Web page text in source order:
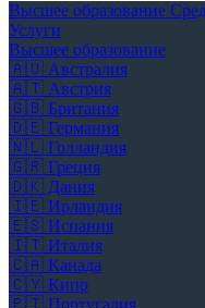
Высшее образование
Услуги
Высшее образование
🇦🇺 Австралия
🇦🇹 Австрия
🇬🇧 Британия
🇩🇪 Германия
🇳🇱 Голландия
🇬🇷 Греция
🇩🇰 Дания
🇮🇪 Ирландия
🇪🇸 Испания
🇮🇹 Италия
🇨🇦 Канада
🇨🇾 Кипр
🇵🇹 Португалия